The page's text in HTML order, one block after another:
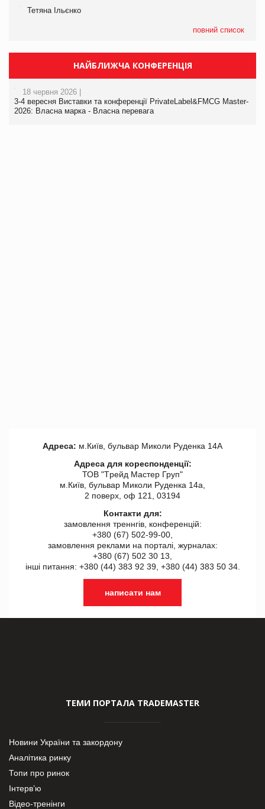
Тетяна Ільєнко
повний список
НАЙБЛИЖЧА КОНФЕРЕНЦІЯ
18 червня 2026 |
3-4 вересня Виставки та конференції PrivateLabel&FMCG Master-
2026: Власна марка - Власна перевага
Адреса: м.Київ, бульвар Миколи Руденка 14А
Адреса для кореспонденції:
ТОВ "Tрейд Мастер Груп"
м.Київ, бульвар Миколи Руденка 14а,
2 поверх, оф 121, 03194
Контакти для:
замовлення треннгів, конференцій:
+380 (67) 502-99-00,
замовлення реклами на порталі, журналах:
+380 (67) 502 30 13,
інші питання: +380 (44) 383 92 39, +380 (44) 383 50 34.
написати нам
ТЕМИ ПОРТАЛА TRADEMASTER
Новини України та закордону
Аналітика ринку
Топи про ринок
Інтерв’ю
Відео-тренінги